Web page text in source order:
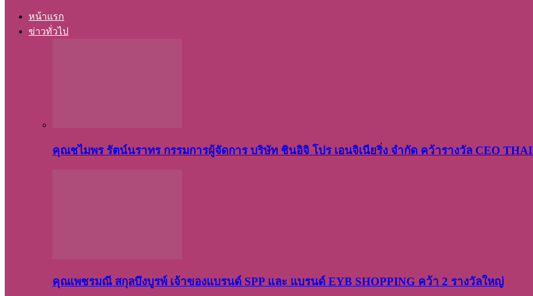
หน้าแรก
ข่าวทั่วไป
คุณชไมพร​ รัตน์​นรา​ทร​ กรรมการ​ผู้จัดการ บริษัท​ ชินอิจิ​ โปร​ เอน​จิเนีย​ริ่ง​ จำกัด คว้ารางวัล CEO
คุณเพชรมณี สกุลบึงบูรพ์ เจ้าของแบรนด์ SPP และ แบรนด์ EYB SHOPPING คว้า 2 รางวัลใหญ่